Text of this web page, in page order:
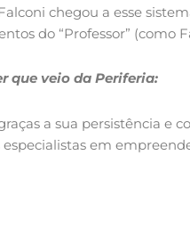
chegou a esse
do “Professor” (como
que veio da Periferia:
a sua persistência
em